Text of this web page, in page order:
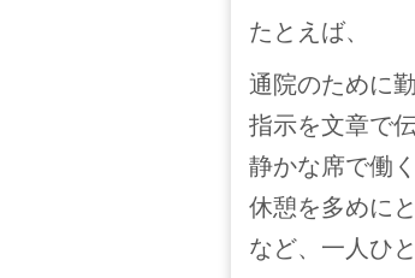
たとえば、
通院のために
指示を文章で
静かな席で働く
休憩を多めに
など、一人ひ